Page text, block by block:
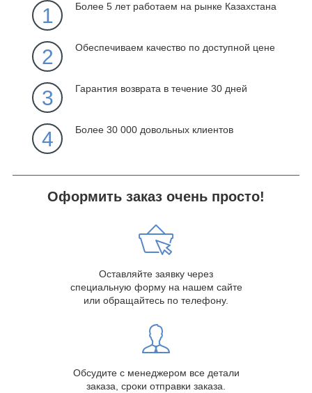
1 Более 5 лет работаем на рынке Казахстана
2 Обеспечиваем качество по доступной цене
3 Гарантия возврата в течение 30 дней
4 Более 30 000 довольных клиентов
Оформить заказ очень просто!
Оставляйте заявку через
специальную форму на нашем сайте
или обращайтесь по телефону.
Обсудите с менеджером все детали
заказа, сроки отправки заказа.